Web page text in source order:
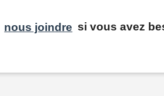
nous joindre si vous avez